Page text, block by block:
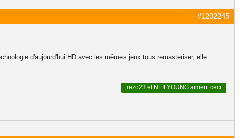
#1202245
d'aujourd'hui HD avec les mêmes jeux tous remasteriser, elle
rezo23 et NEILYOUNG aiment ceci